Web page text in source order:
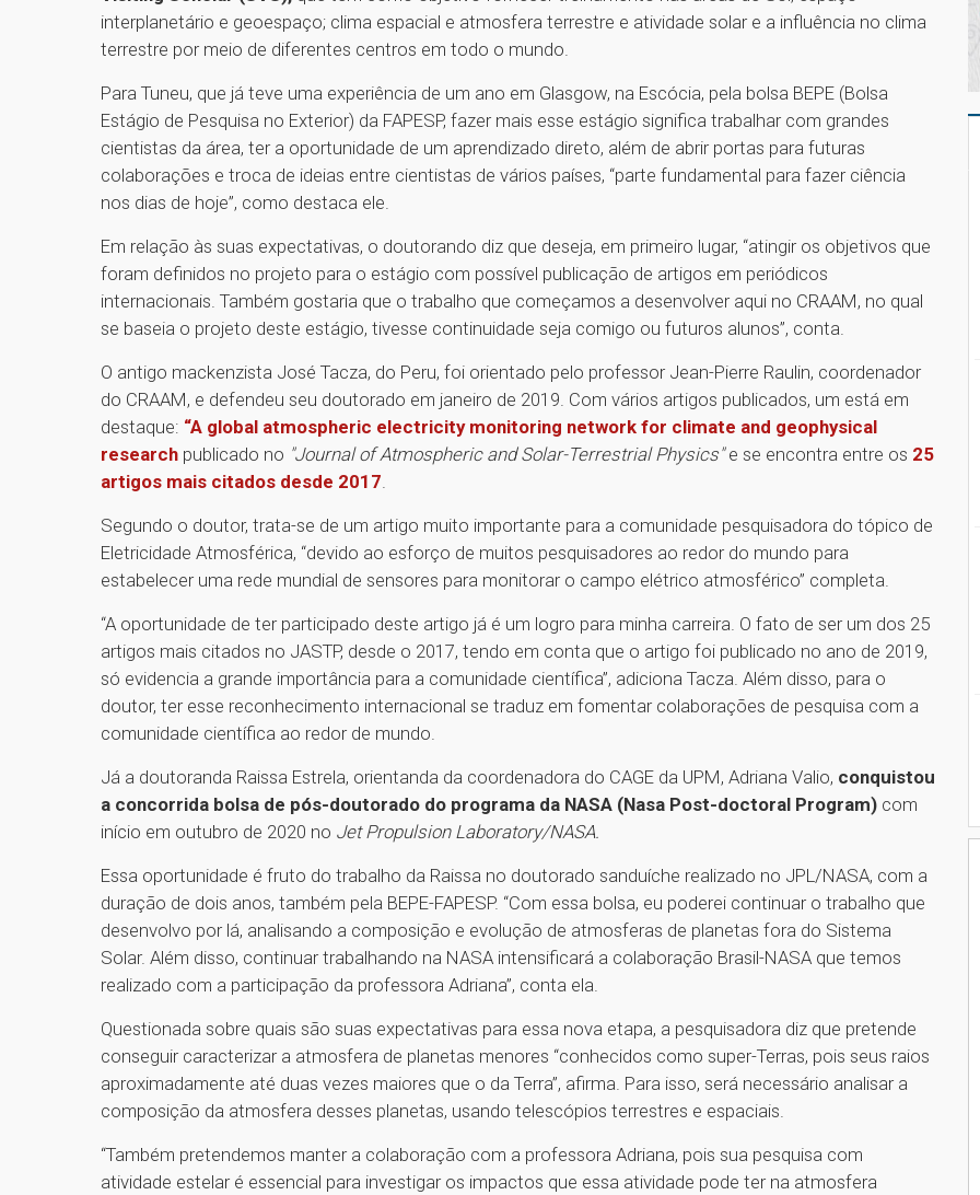
interplanetário e geoespaço; clima espacial e atmosfera terrestre e atividade solar e a influência no clima
terrestre por meio de diferentes centros em todo o mundo.
Para Tuneu, que já teve uma experiência de um ano em Glasgow, na Escócia, pela bolsa BEPE (Bolsa
Estágio de Pesquisa no Exterior) da FAPESP, fazer mais esse estágio significa trabalhar com grandes
cientistas da área, ter a oportunidade de um aprendizado direto, além de abrir portas para futuras
colaborações e troca de ideias entre cientistas de vários países, “parte fundamental para fazer ciência
nos dias de hoje”, como destaca ele.
Em relação às suas expectativas, o doutorando diz que deseja, em primeiro lugar, “atingir os objetivos que
foram definidos no projeto para o estágio com possível publicação de artigos em periódicos
internacionais. Também gostaria que o trabalho que começamos a desenvolver aqui no CRAAM, no qual
se baseia o projeto deste estágio, tivesse continuidade seja comigo ou futuros alunos”, conta.
O antigo mackenzista José Tacza, do Peru, foi orientado pelo professor Jean-Pierre Raulin, coordenador
do CRAAM, e defendeu seu doutorado em janeiro de 2019. Com vários artigos publicados, um está em
destaque: “A global atmospheric electricity monitoring network for climate and geophysical
research publicado no "Journal of Atmospheric and Solar-Terrestrial Physics"e se encontra entre os 25
artigos mais citados desde 2017.
Segundo o doutor, trata-se de um artigo muito importante para a comunidade pesquisadora do tópico de
Eletricidade Atmosférica, “devido ao esforço de muitos pesquisadores ao redor do mundo para
estabelecer uma rede mundial de sensores para monitorar o campo elétrico atmosférico” completa.
“A oportunidade de ter participado deste artigo já é um logro para minha carreira. O fato de ser um dos 25
artigos mais citados no JASTP, desde o 2017, tendo em conta que o artigo foi publicado no ano de 2019,
só evidencia a grande importância para a comunidade científica”, adiciona Tacza. Além disso, para o
doutor, ter esse reconhecimento internacional se traduz em fomentar colaborações de pesquisa com a
comunidade científica ao redor de mundo.
Já a doutoranda Raissa Estrela, orientanda da coordenadora do CAGE da UPM, Adriana Valio, conquistou
a concorrida bolsa de pós-doutorado do programa da NASA (Nasa Post-doctoral Program) com
início em outubro de 2020 no Jet Propulsion Laboratory/NASA.
Essa oportunidade é fruto do trabalho da Raissa no doutorado sanduíche realizado no JPL/NASA, com a
duração de dois anos, também pela BEPE-FAPESP. “Com essa bolsa, eu poderei continuar o trabalho que
desenvolvo por lá, analisando a composição e evolução de atmosferas de planetas fora do Sistema
Solar. Além disso, continuar trabalhando na NASA intensificará a colaboração Brasil-NASA que temos
realizado com a participação da professora Adriana”, conta ela.
Questionada sobre quais são suas expectativas para essa nova etapa, a pesquisadora diz que pretende
conseguir caracterizar a atmosfera de planetas menores “conhecidos como super-Terras, pois seus raios
aproximadamente até duas vezes maiores que o da Terra”, afirma. Para isso, será necessário analisar a
composição da atmosfera desses planetas, usando telescópios terrestres e espaciais.
“Também pretendemos manter a colaboração com a professora Adriana, pois sua pesquisa com
atividade estelar é essencial para investigar os impactos que essa atividade pode ter na atmosfera